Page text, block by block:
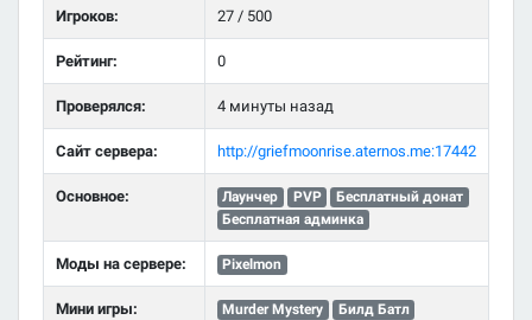
Игроков: 27 / 500
Рейтинг: 0
Проверялся: 4 минуты назад
Сайт сервера: http://griefmoonrise.aternos.me:17442
Основное: Лаунчер PVP
Бесплатный донат
Бесплатная админка
Моды на сервере: Pixelmon
Мини игры: Murder Mystery Билд Батл